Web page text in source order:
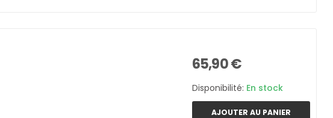
65,90 €
Disponibilité: En stock
AJOUTER AU PANIER